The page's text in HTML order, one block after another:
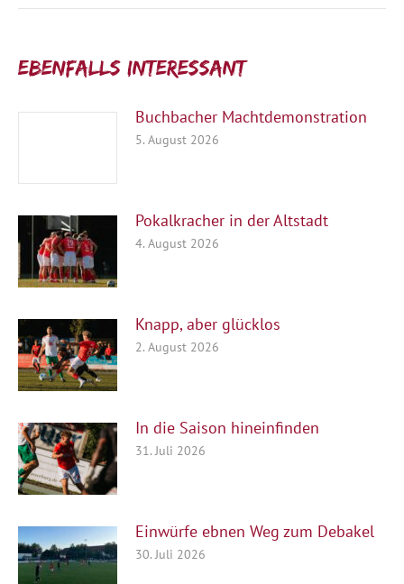
Ebenfalls interessant:
Buchbacher Machtdemonstration
5. August 2026
Pokalkracher in der Altstadt
4. August 2026
Knapp, aber glücklos
2. August 2026
In die Saison hineinfinden
31. Juli 2026
Einwürfe ebnen Weg zum Debakel
30. Juli 2026